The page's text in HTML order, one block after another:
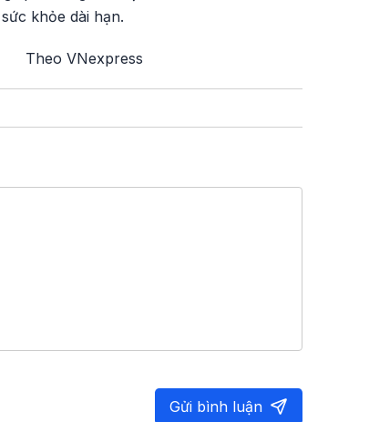
khỏe dài hạn.
Theo VNexpress
Gửi bình luận